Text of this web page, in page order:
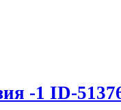
-1 ID-